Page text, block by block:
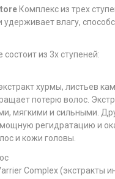
Комплекс из трех
удерживает влагу,
состоит из 3х ступеней:
хурмы, листьев
потерю волос.
мягкими и сильными.
регидратацию и
и кожи головы.
Complex (экстракты